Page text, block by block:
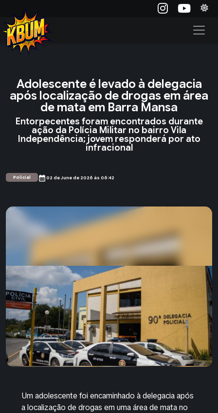
Adolescente é levado à delegacia
após localização de drogas em área
de mata em Barra Mansa
Entorpecentes foram encontrados durante
ação da Polícia Militar no bairro Vila
Independência; jovem responderá por ato
infracional
Policial calendar_month02 de June de 2026 às 06:42
Um adolescente foi encaminhado à delegacia após
a localização de drogas em uma área de mata no